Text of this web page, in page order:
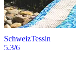
SchweizTessin
5.3/6